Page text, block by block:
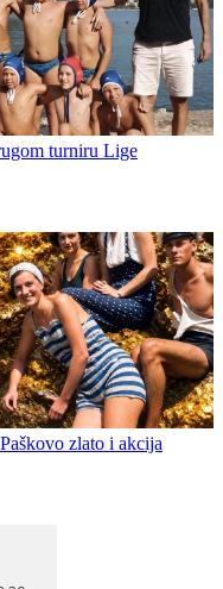
turniru Lige
zlato i akcija